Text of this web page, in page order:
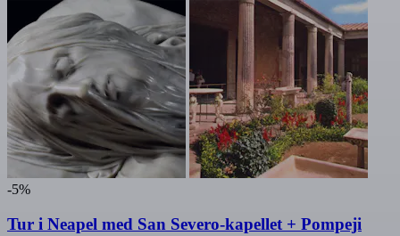
-5%
Tur i Neapel med San Severo-kapellet + Pompeji